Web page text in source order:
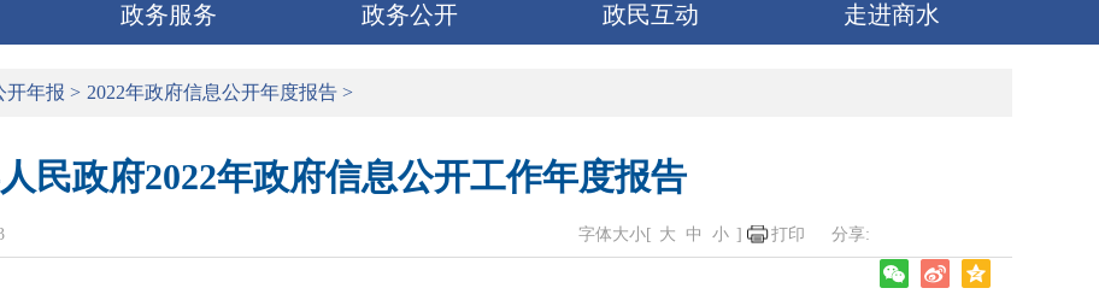
政务服务 政务公开 政民互动 走进商水
开年报 > 2022年政府信息公开年度报告 >
民政府2022年政府信息公开工作年度报告
字体大小[ 大 中 小 ] 打印